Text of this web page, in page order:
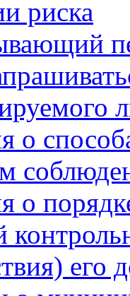
риска
о
о